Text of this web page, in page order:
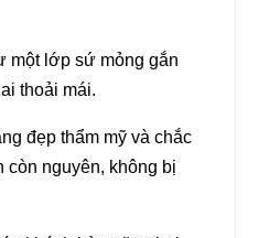
một lớp sứ mỏng gắn
thoải mái.
đẹp thẩm mỹ và chắc
còn nguyên, không bị